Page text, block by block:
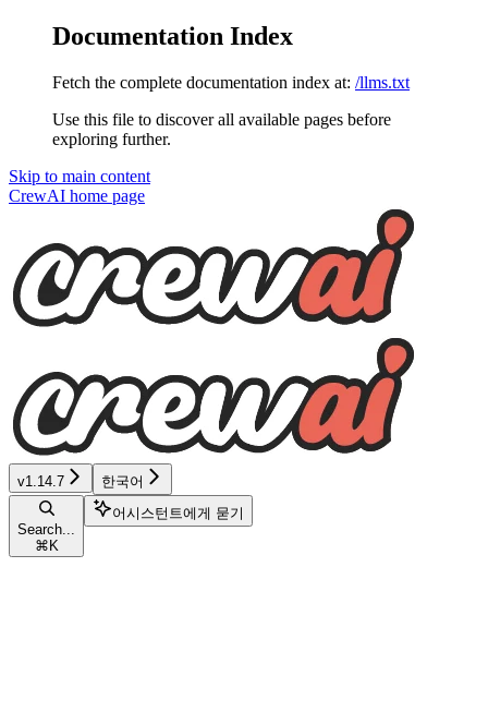
Documentation Index
Fetch the complete documentation index at: /llms.txt
Use this file to discover all available pages before
exploring further.
Skip to main content
CrewAI home page
v1.14.7 한국어
Search...
⌘ K
어시스턴트에게 묻기